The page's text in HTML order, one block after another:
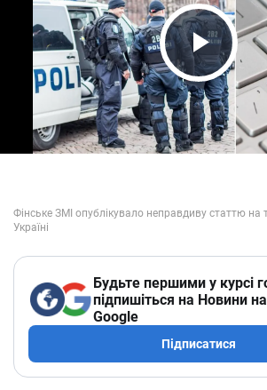
Play
Будьте першими у курсі
підпишіться на Новини
Google
Підписатися